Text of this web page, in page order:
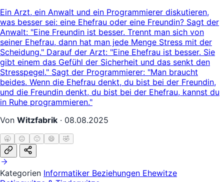
Ein Arzt, ein Anwalt und ein Programmierer diskutieren,
was besser sei: eine Ehefrau oder eine Freundin? Sagt der
Anwalt: "Eine Freundin ist besser. Trennt man sich von
seiner Ehefrau, dann hat man jede Menge Stress mit der
Scheidung." Darauf der Arzt: "Eine Ehefrau ist besser. Sie
gibt einem das Gefühl der Sicherheit und das senkt den
Stresspegel." Sagt der Programmierer: "Man braucht
beides. Wenn die Ehefrau denkt, du bist bei der Freundin,
und die Freundin denkt, du bist bei der Ehefrau, kannst du
in Ruhe programmieren."
Von Witzfabrik · 08.08.2025
🥱 😐 🙂 😄 🤣
Kategorien Informatiker Beziehungen Ehewitze